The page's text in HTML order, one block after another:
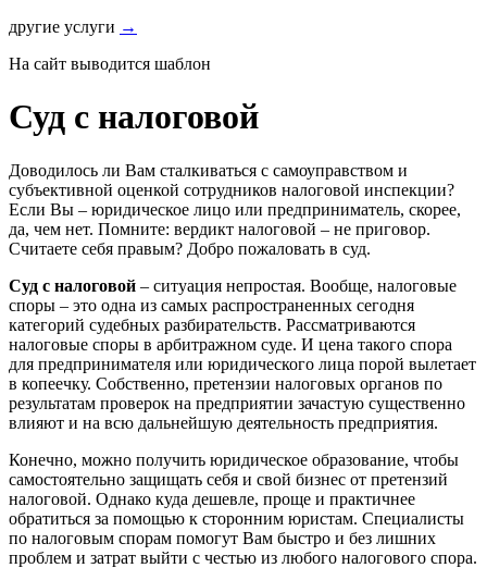
другие услуги →
На сайт выводится шаблон
Суд с налоговой
Доводилось ли Вам сталкиваться с самоуправством и
субъективной оценкой сотрудников налоговой инспекции?
Если Вы – юридическое лицо или предприниматель, скорее,
да, чем нет. Помните: вердикт налоговой – не приговор.
Считаете себя правым? Добро пожаловать в суд.
Суд с налоговой – ситуация непростая. Вообще, налоговые
споры – это одна из самых распространенных сегодня
категорий судебных разбирательств. Рассматриваются
налоговые споры в арбитражном суде. И цена такого спора
для предпринимателя или юридического лица порой вылетает
в копеечку. Собственно, претензии налоговых органов по
результатам проверок на предприятии зачастую существенно
влияют и на всю дальнейшую деятельность предприятия.
Конечно, можно получить юридическое образование, чтобы
самостоятельно защищать себя и свой бизнес от претензий
налоговой. Однако куда дешевле, проще и практичнее
обратиться за помощью к сторонним юристам. Специалисты
по налоговым спорам помогут Вам быстро и без лишних
проблем и затрат выйти с честью из любого налогового спора.